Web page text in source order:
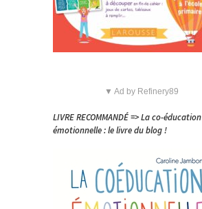
▼ Ad by Refinery89
LIVRE RECOMMANDÉ => La co-éducation
émotionnelle : le livre du blog !